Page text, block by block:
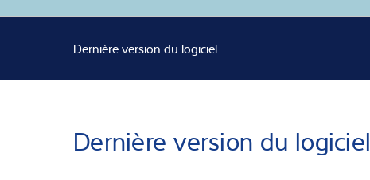
Dernière version du logiciel
Dernière version du logiciel